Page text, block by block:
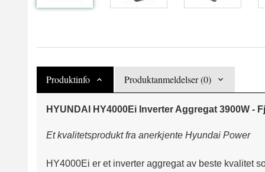
Produktinfo Produktanmeldelser (0)
HYUNDAI HY4000Ei Inverter Aggregat 3900W -
Et kvalitetsprodukt fra anerkjente Hyundai Power
HY4000Ei er et inverter aggregat av beste kvalitet